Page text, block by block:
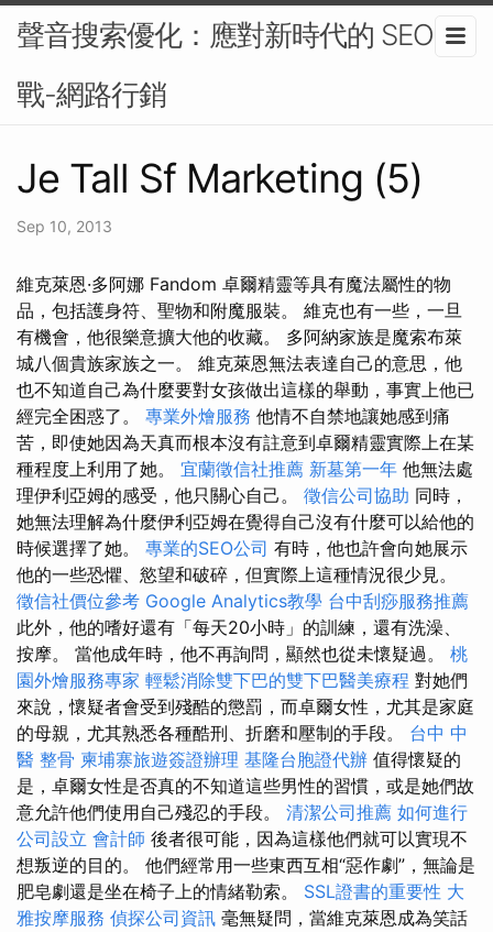
聲音搜索優化：應對新時代的 SEO 挑
戰-網路行銷
Je Tall Sf Marketing (5)
Sep 10, 2013
維克萊恩·多阿娜 Fandom 卓爾精靈等具有魔法屬性的物
品，包括護身符、聖物和附魔服裝。 維克也有一些，一旦
有機會，他很樂意擴大他的收藏。 多阿納家族是魔索布萊
城八個貴族家族之一。 維克萊恩無法表達自己的意思，他
也不知道自己為什麼要對女孩做出這樣的舉動，事實上他已
經完全困惑了。 專業外燴服務 他情不自禁地讓她感到痛
苦，即使她因為天真而根本沒有註意到卓爾精靈實際上在某
種程度上利用了她。 宜蘭徵信社推薦 新墓第一年 他無法處
理伊利亞姆的感受，他只關心自己。 徵信公司協助 同時，
她無法理解為什麼伊利亞姆在覺得自己沒有什麼可以給他的
時候選擇了她。 專業的SEO公司 有時，他也許會向她展示
他的一些恐懼、慾望和破碎，但實際上這種情況很少見。
徵信社價位參考 Google Analytics教學 台中刮痧服務推薦
此外，他的嗜好還有「每天20小時」的訓練，還有洗澡、
按摩。 當他成年時，他不再詢問，顯然也從未懷疑過。 桃
園外燴服務專家 輕鬆消除雙下巴的雙下巴醫美療程 對她們
來說，懷疑者會受到殘酷的懲罰，而卓爾女性，尤其是家庭
的母親，尤其熟悉各種酷刑、折磨和壓制的手段。 台中 中
醫 整骨 柬埔寨旅遊簽證辦理 基隆台胞證代辦 值得懷疑的
是，卓爾女性是否真的不知道這些男性的習慣，或是她們故
意允許他們使用自己殘忍的手段。 清潔公司推薦 如何進行
公司設立 會計師 後者很可能，因為這樣他們就可以實現不
想叛逆的目的。 他們經常用一些東西互相“惡作劇”，無論是
肥皂劇還是坐在椅子上的情緒勒索。 SSL證書的重要性 大
雅按摩服務 偵探公司資訊 毫無疑問，當維克萊恩成為笑話